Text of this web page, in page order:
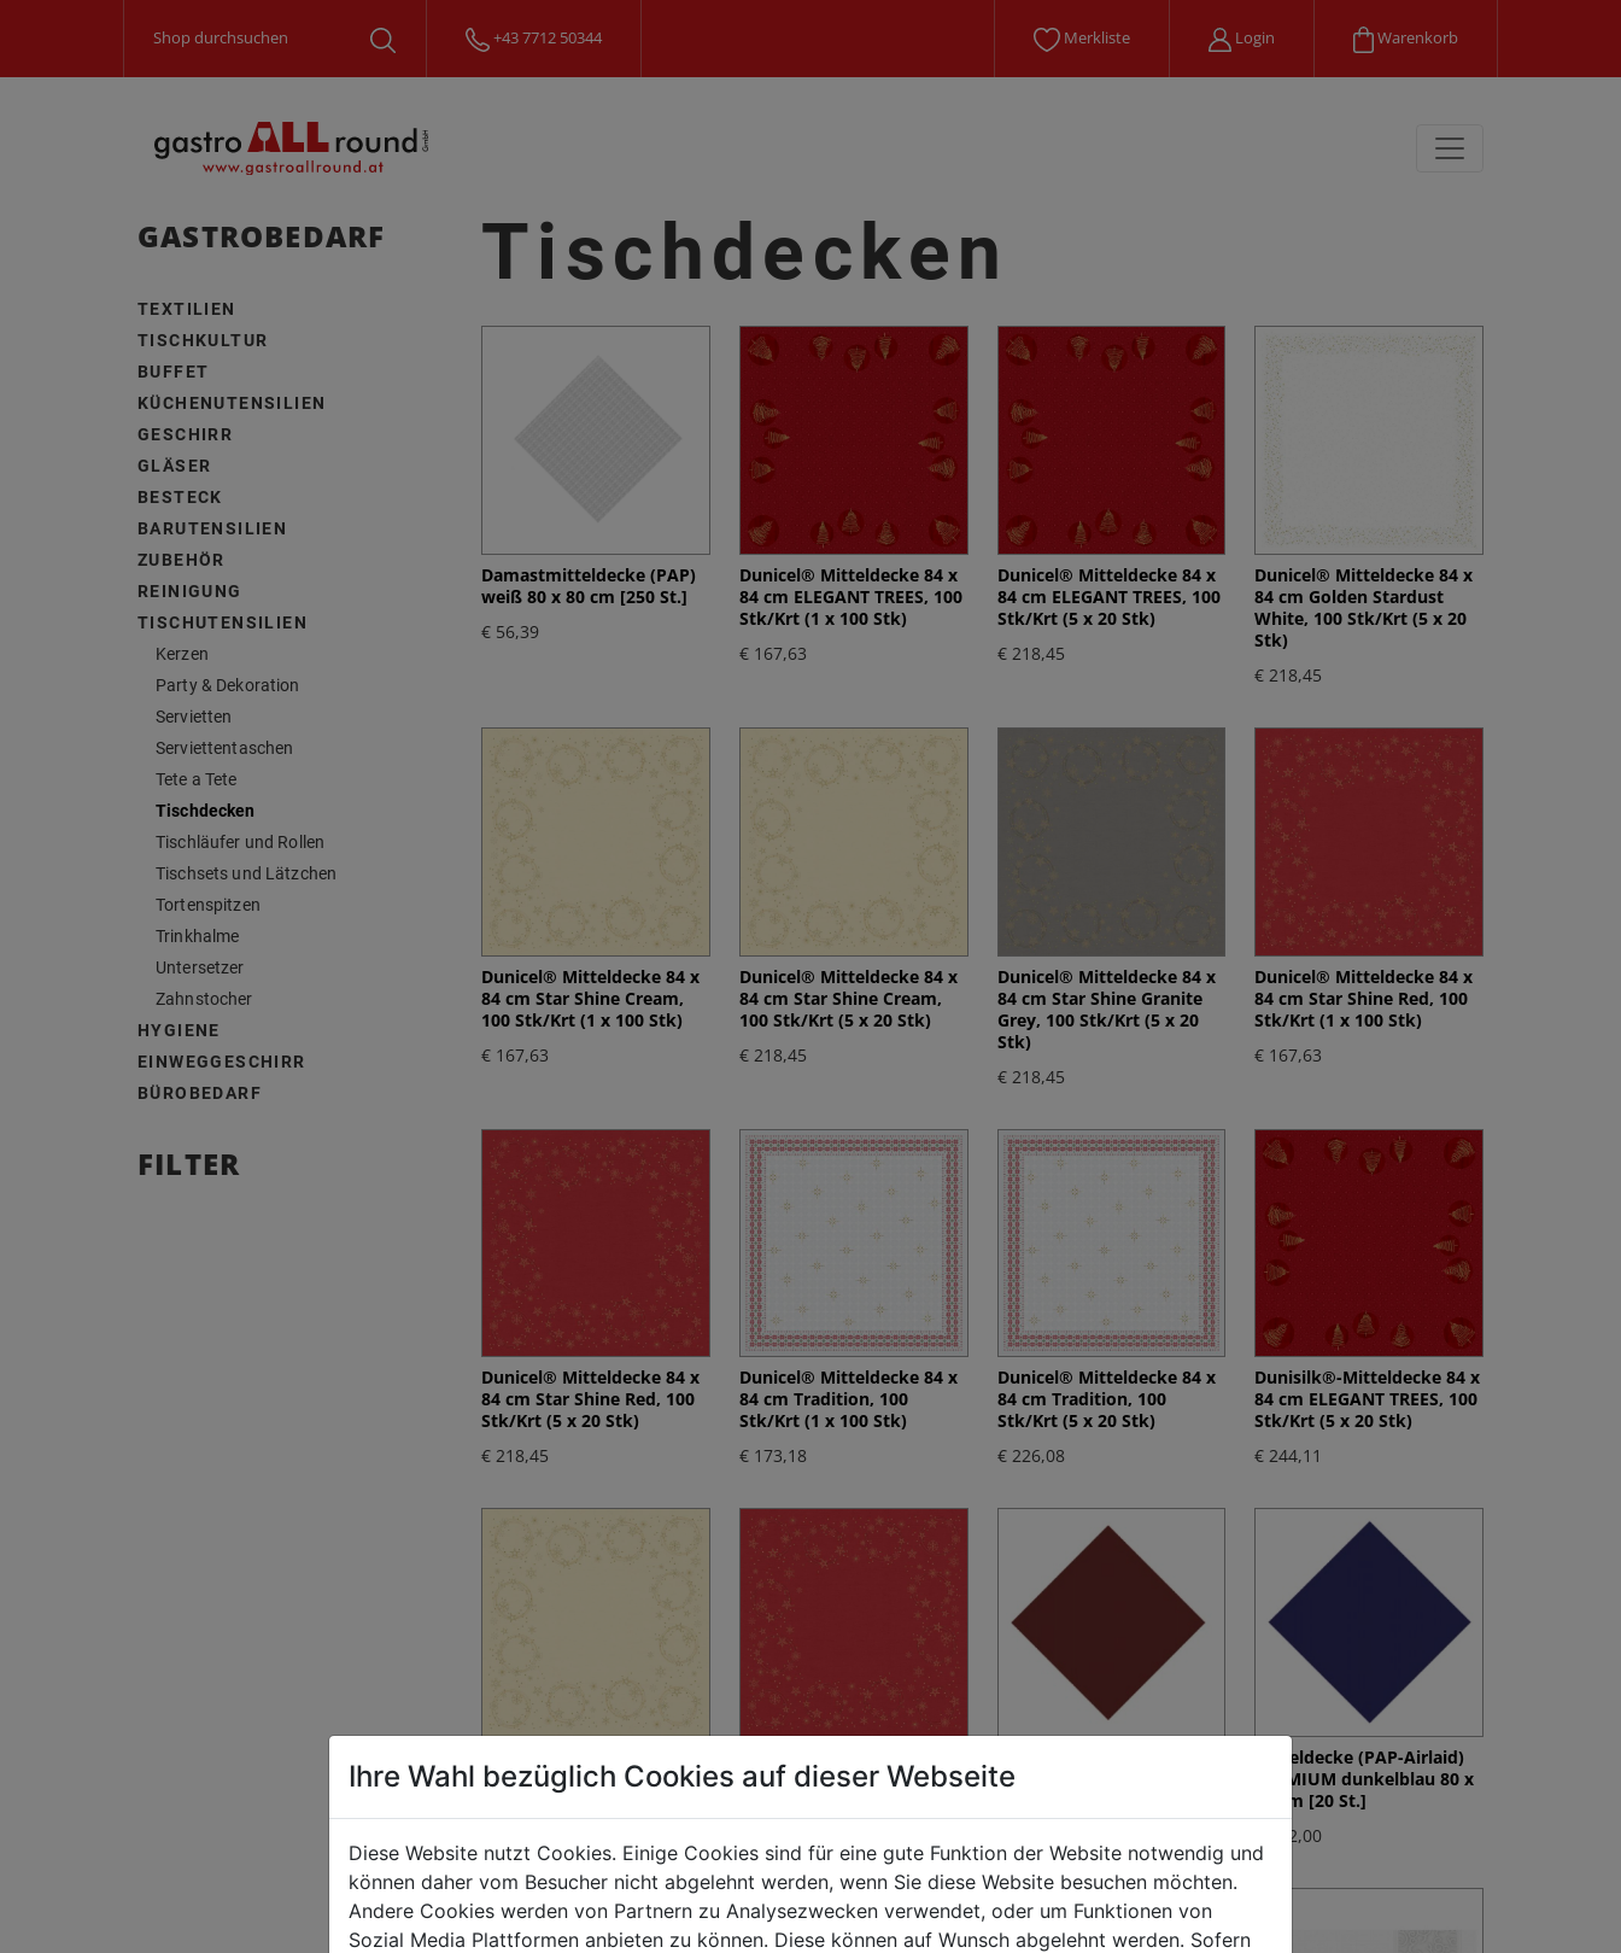
+43 7712 50344 Merkliste Login Warenkorb
GASTROBEDARF
TEXTILIEN
TISCHKULTUR
BUFFET
KÜCHENUTENSILIEN
GESCHIRR
GLÄSER
BESTECK
BARUTENSILIEN
ZUBEHÖR
REINIGUNG
TISCHUTENSILIEN
Kerzen
Party & Dekoration
Servietten
Serviettentaschen
Tete a Tete
Tischdecken
Tischläufer und Rollen
Tischsets und Lätzchen
Tortenspitzen
Trinkhalme
Untersetzer
Zahnstocher
HYGIENE
EINWEGGESCHIRR
BÜROBEDARF
FILTER
Tischdecken
Damastmitteldecke (PAP)
weiß 80 x 80 cm [250 St.]
€ 56,39
Dunicel® Mitteldecke 84 x
84 cm ELEGANT TREES, 100
Stk/Krt (1 x 100 Stk)
€ 167,63
Dunicel® Mitteldecke 84 x
84 cm ELEGANT TREES, 100
Stk/Krt (5 x 20 Stk)
€ 218,45
Dunicel® Mitteldecke 84 x
84 cm Golden Stardust
White, 100 Stk/Krt (5 x 20
Stk)
€ 218,45
Dunicel® Mitteldecke 84 x
84 cm Star Shine Cream,
100 Stk/Krt (1 x 100 Stk)
€ 167,63
Dunicel® Mitteldecke 84 x
84 cm Star Shine Cream,
100 Stk/Krt (5 x 20 Stk)
€ 218,45
Dunicel® Mitteldecke 84 x
84 cm Star Shine Granite
Grey, 100 Stk/Krt (5 x 20
Stk)
€ 218,45
Dunicel® Mitteldecke 84 x
84 cm Star Shine Red, 100
Stk/Krt (1 x 100 Stk)
€ 167,63
Dunicel® Mitteldecke 84 x
84 cm Star Shine Red, 100
Stk/Krt (5 x 20 Stk)
€ 218,45
Dunicel® Mitteldecke 84 x
84 cm Tradition, 100
Stk/Krt (1 x 100 Stk)
€ 173,18
Dunicel® Mitteldecke 84 x
84 cm Tradition, 100
Stk/Krt (5 x 20 Stk)
€ 226,08
Dunisilk®-Mitteldecke 84 x
84 cm ELEGANT TREES, 100
Stk/Krt (5 x 20 Stk)
€ 244,11
84 cm Star Shine Cream,
100 Stk/Krt (5 x 20 Stk)
84 cm Star Shine Red, 100
PREMIUM bordeaux 80 x
Mitteldecke (PAP-Airlaid)
PREMIUM dunkelblau 80 x
80 cm [20 St.]
€ 152,00
Ihre Wahl bezüglich Cookies auf dieser Webseite
Diese Website nutzt Cookies. Einige Cookies sind für eine gute Funktion der Website notwendig und
können daher vom Besucher nicht abgelehnt werden, wenn Sie diese Website besuchen möchten.
Andere Cookies werden von Partnern zu Analysezwecken verwendet, oder um Funktionen von
Sozial Media Plattformen anbieten zu können. Diese können auf Wunsch abgelehnt werden. Sofern